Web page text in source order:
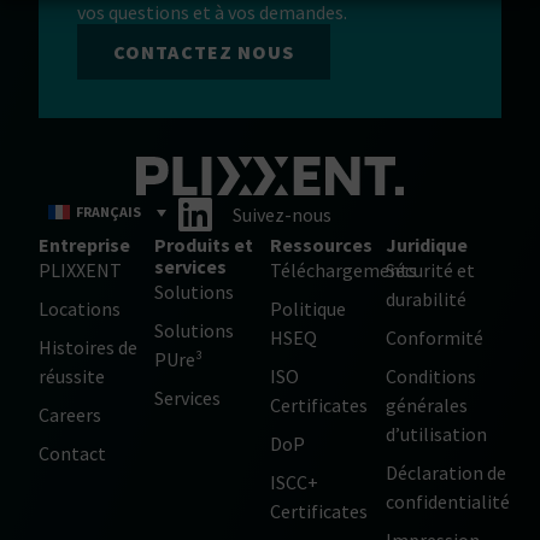
vos questions et à vos demandes.
CONTACTEZ NOUS
FRANÇAIS
Suivez-nous
Entreprise
PLIXXENT
Locations
Histoires de
réussite
Careers
Contact
Produits et
services
Solutions
Solutions
PUre³
Services
Ressources
Téléchargements
Politique
HSEQ
ISO
Certificates
DoP
ISCC+
Certificates
Juridique
Sécurité et
durabilité
Conformité
Conditions
générales
d’utilisation
Déclaration de
confidentialité